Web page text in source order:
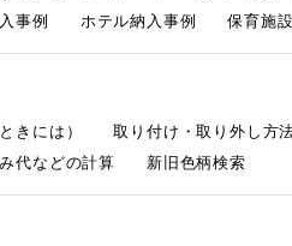
事例 ホテル納入事例 保育施
きには） 取り付け・取り外し方
代などの計算 新旧色柄検索